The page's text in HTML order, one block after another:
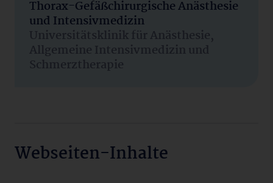
Thorax-Gefäßchirurgische Anästhesie
und Intensivmedizin
Universitätsklinik für Anästhesie,
Allgemeine Intensivmedizin und
Schmerztherapie
Webseiten-Inhalte